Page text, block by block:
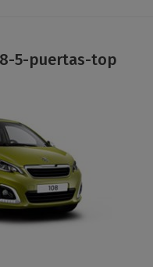
5-puertas-top